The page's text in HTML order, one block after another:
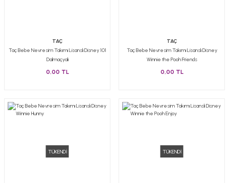
TAÇ
Taç Bebe Nevresim Takımı Lisanslı Disney 101
Dalmaçyalı
0,00 TL
TAÇ
Taç Bebe Nevresim Takımı Lisanslı Disney
Winnie the Pooh Friends
0,00 TL
TÜKENDİ TÜKENDİ